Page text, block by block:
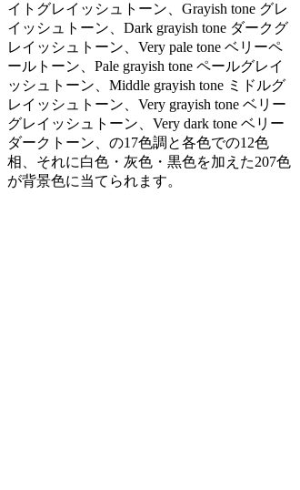
イトグレイッシュトーン、Grayish tone グレ
イッシュトーン、Dark grayish tone ダークグ
レイッシュトーン、Very pale tone ベリーペ
ールトーン、Pale grayish tone ペールグレイ
ッシュトーン、Middle grayish tone ミドルグ
レイッシュトーン、Very grayish tone ベリー
グレイッシュトーン、Very dark tone ベリー
ダークトーン、の17色調と各色での12色
相、それに白色・灰色・黒色を加えた207色
が背景色に当てられます。